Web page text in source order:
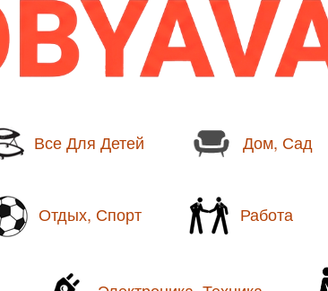
Все Для Детей Дом, Сад
Отдых, Спорт Работа